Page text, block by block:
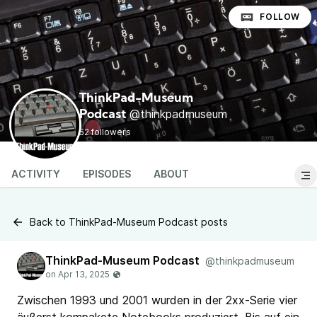
ThinkPad-Museum
Podcast @thinkpadmuseum
52 followers
FOLLOW
ACTIVITY EPISODES ABOUT
Back to ThinkPad-Museum Podcast posts
ThinkPad-Museum Podcast @thinkpadmuseum
Zwischen 1993 und 2001 wurden in der 2xx-Serie vier